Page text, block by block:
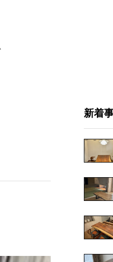
納品事例（店舗・オフィス）
新着